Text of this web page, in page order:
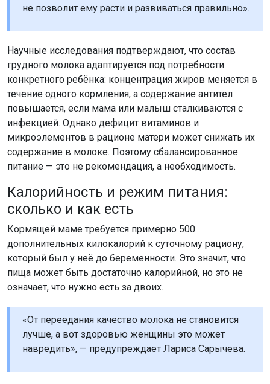
не позволит ему расти и развиваться правильно».
Научные исследования подтверждают, что состав
грудного молока адаптируется под потребности
конкретного ребёнка: концентрация жиров меняется в
течение одного кормления, а содержание антител
повышается, если мама или малыш сталкиваются с
инфекцией. Однако дефицит витаминов и
микроэлементов в рационе матери может снижать их
содержание в молоке. Поэтому сбалансированное
питание — это не рекомендация, а необходимость.
Калорийность и режим питания:
сколько и как есть
Кормящей маме требуется примерно 500
дополнительных килокалорий к суточному рациону,
который был у неё до беременности. Это значит, что
пища может быть достаточно калорийной, но это не
означает, что нужно есть за двоих.
«От переедания качество молока не становится
лучше, а вот здоровью женщины это может
навредить», — предупреждает Лариса Сарычева.